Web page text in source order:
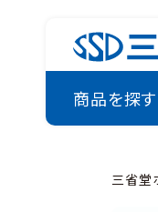
商品を探す
三省堂